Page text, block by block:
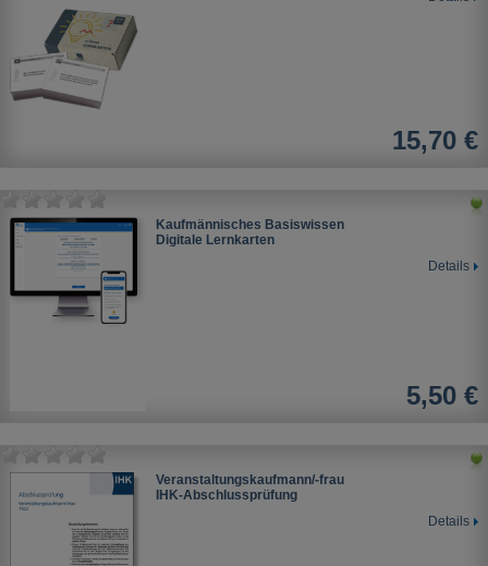
15,70 €
Kaufmännisches Basiswissen
Digitale Lernkarten
Details
5,50 €
Veranstaltungskaufmann/-frau
IHK-Abschlussprüfung
Details